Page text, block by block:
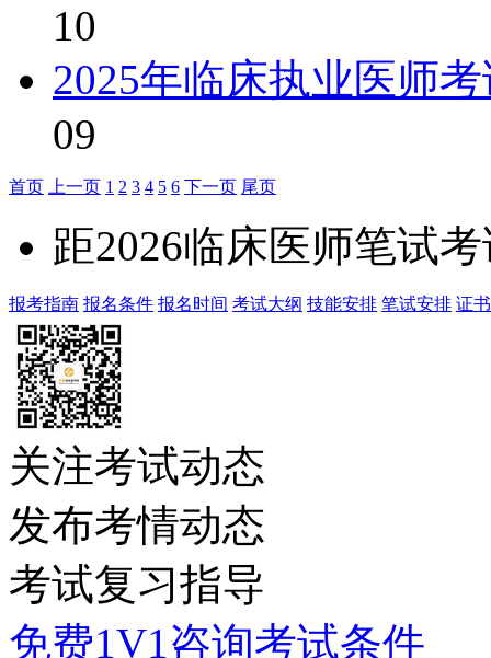
10
2025年临床执业医师
09
首页 上一页 1 2 3 4 5 6 下一页 尾页
距2026临床医师笔试
报考指南 报名条件 报名时间 考试大纲 技能安排 笔试安排 证
关注考试动态
发布考情动态
考试复习指导
免费1V1咨询考试条件